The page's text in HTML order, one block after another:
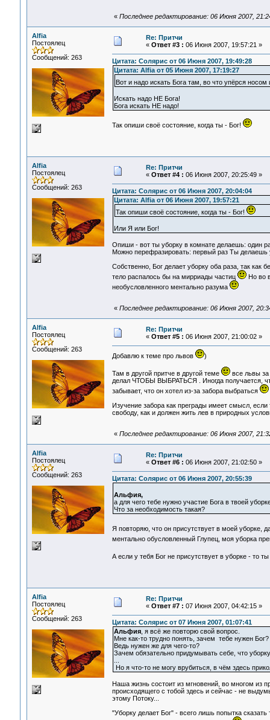
« Последнее редактирование: 06 Июня 2007,
Alfia
Постоялец
Сообщений: 263
Re: Притчи
« Ответ #3 : 06 Июня 2007, 19:57:21 »
Цитата: Солярис от 06 Июня 2007, 19:49:28
Цитата: Alfia от 05 Июня 2007, 17:19:27
Вот и надо искать Бога там, во что упёрся
Искать надо НЕ Бога!
Бога искать НЕ надо!
Так опиши своё состояние, когда ты - Бог!
Alfia
Постоялец
Сообщений: 263
Re: Притчи
« Ответ #4 : 06 Июня 2007, 20:25:49 »
Цитата: Солярис от 06 Июня 2007, 20:04:04
Цитата: Alfia от 06 Июня 2007, 19:57:21
Так опиши своё состояние, когда ты - Бог!
Или Я или Бог!
Опиши - вот ты уборку в комнате делаешь: один
Можно перефразировать: первый раз Ты делаешь
Собственно, Бог делает уборку оба раза, так как
тело распалось бы на мирриады частиц
Но во
необусловленного ментально разума
« Последнее редактирование: 06 Июня 2007,
Alfia
Постоялец
Сообщений: 263
Re: Притчи
« Ответ #5 : 06 Июня 2007, 21:00:02 »
Добавлю к теме про львов )
Там в другой притче в другой теме
все львы за
делал ЧТОБЫ ВЫБРАТЬСЯ . Иногда получается,
забывает, что он хотел из-за забора выбраться
Изучение забора как преграды имеет смысл,
свободу, как и должен жить лев в природных
« Последнее редактирование: 06 Июня 2007,
Alfia
Постоялец
Сообщений: 263
Re: Притчи
« Ответ #6 : 06 Июня 2007, 21:02:50 »
Цитата: Солярис от 06 Июня 2007, 20:55:39
Альфия,
а для чего тебе нужно участие Бога в твоей
Что за необходимость такая?
Я повторяю, что он присутствует в моей уборке,
ментально обусловленный Глупец, моя уборка
А если у тебя Бог не присутствует в уборке - то
Alfia
Постоялец
Сообщений: 263
Re: Притчи
« Ответ #7 : 07 Июня 2007, 04:42:15 »
Цитата: Солярис от 07 Июня 2007, 01:07:41
Альфия, я всё же повторю свой вопрос.
Мне как-то трудно понять, зачем тебе нужен Бог?
Ведь нужен же для чего-то?
Зачем обязательно придумывать себе, что
Но я что-то не могу врубиться, в чём здесь
Наша жизнь состоит из мгновений, во многом из
происходящего с тобой здесь и сейчас - не
этому Потоку...
"Уборку делает Бог" - всего лишь попытка